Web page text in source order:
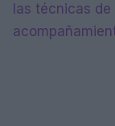
las técnicas